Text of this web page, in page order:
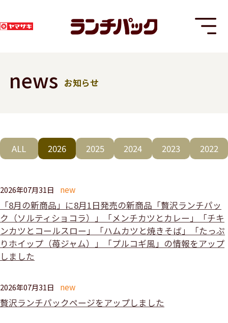
news お知らせ
ALL 2026 2025 2024 2023 2022
2026年07月31日
「8月の新商品」に8月1日発売の新商品「贅沢ランチパッ
ク（ソルティショコラ）」「メンチカツとカレー」「チキ
ンカツとコールスロー」「ハムカツと焼きそば」「たっぷ
りホイップ（苺ジャム）」「プルコギ風」の情報をアップ
しました
2026年07月31日
贅沢ランチパックページをアップしました